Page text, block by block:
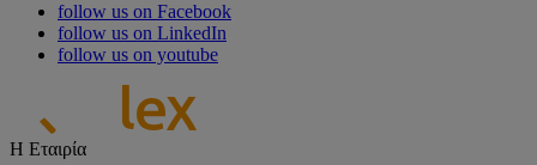
follow us on Facebook
follow us on LinkedIn
follow us on youtube
Η Εταιρία